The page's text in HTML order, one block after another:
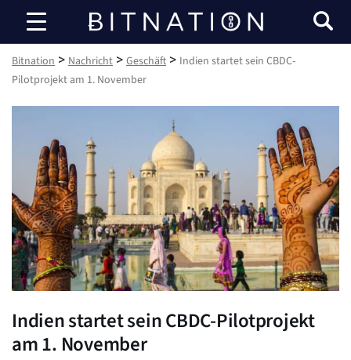
Bitnation
Bitnation > Nachricht > Geschäft > Indien startet sein CBDC-
Pilotprojekt am 1. November
Indien startet sein CBDC-Pilotprojekt
am 1. November